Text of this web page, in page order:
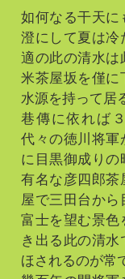
如何なる干天
澄にして夏は冷
適の此の清水は
米茶屋坂を僅に
水源を持って居
巷傳に依れば
代々の徳川将軍
に目黒御成りの
有名な彦四郎茶
屋で三田台から
富士を望む景色
き出る此の清水
ほされるのが常